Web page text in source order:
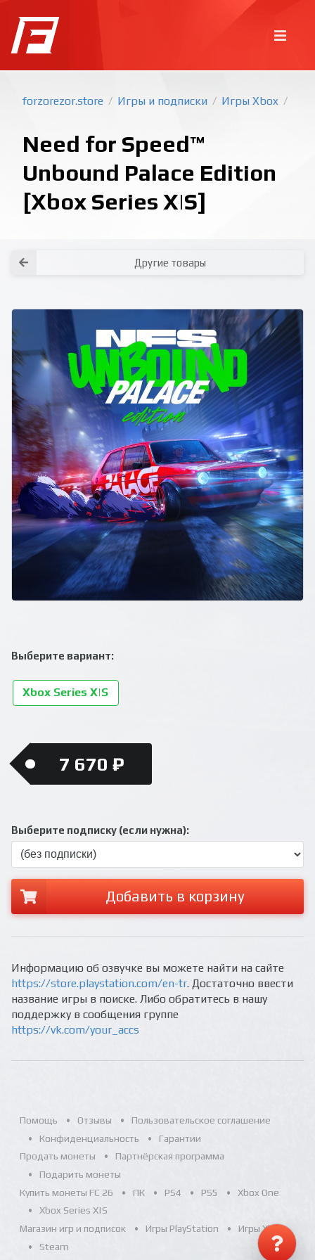
forzorezor.store / Игры и подписки / Игры Xbox /
Need for Speed™
Unbound Palace Edition
[Xbox Series X|S]
Другие товары
Выберите вариант:
Xbox Series X|S
7 670 ₽
Выберите подписку (если нужна):
Добавить в корзину
Информацию об озвучке вы можете найти на сайте
https://store.playstation.com/en-tr. Достаточно ввести
название игры в поиске. Либо обратитесь в нашу
поддержку в сообщения группе
https://vk.com/your_accs
Помощь Отзывы
Пользовательское соглашение
Конфиденциальность
Гарантии
Продать монеты
Партнёрская программа
Подарить монеты
Купить монеты FC 26
ПК PS4 PS5
Xbox One
Xbox Series X|S
Магазин игр и подписок
Игры PlayStation
Игры Xbox
Steam